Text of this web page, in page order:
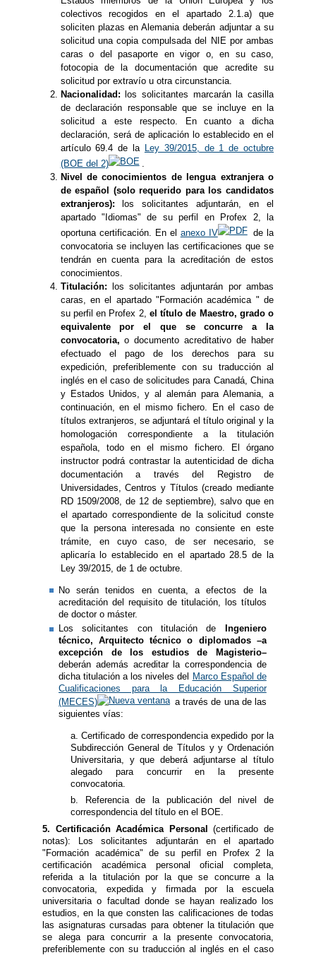
colectivos recogidos en el apartado 2.1.a) que
soliciten plazas en Alemania deberán adjuntar a su
solicitud una copia compulsada del NIE por ambas
caras o del pasaporte en vigor o, en su caso,
fotocopia de la documentación que acredite su
solicitud por extravío u otra circunstancia.
Nacionalidad: los solicitantes marcarán la casilla
de declaración responsable que se incluye en la
solicitud a este respecto. En cuanto a dicha
declaración, será de aplicación lo establecido en el
artículo 69.4 de la Ley 39/2015, de 1 de octubre
(BOE del 2)
Nivel de conocimientos de lengua extranjera o
de español (solo requerido para los candidatos
extranjeros): los solicitantes adjuntarán, en el
apartado "Idiomas" de su perfil en Profex 2, la
oportuna certificación. En el anexo IV
de la
convocatoria se incluyen las certificaciones que se
tendrán en cuenta para la acreditación de estos
conocimientos.
Titulación:
los solicitantes adjuntarán por ambas
caras, en el apartado "Formación académica " de
su perfil en Profex 2, el título de Maestro, grado o
equivalente por el que se concurre a la
convocatoria, o documento acreditativo de haber
efectuado el pago de los derechos para su
expedición, preferiblemente con su traducción al
inglés en el caso de solicitudes para Canadá, China
y Estados Unidos, y al alemán para Alemania, a
continuación, en el mismo fichero. En el caso de
títulos extranjeros, se adjuntará el título original y la
homologación correspondiente a la titulación
española, todo en el mismo fichero. El órgano
instructor podrá contrastar la autenticidad de dicha
documentación a través del Registro de
Universidades, Centros y Títulos (creado mediante
RD 1509/2008, de 12 de septiembre), salvo que en
el apartado correspondiente de la solicitud conste
que la persona interesada no consiente en este
trámite, en cuyo caso, de ser necesario, se
aplicaría lo establecido en el apartado 28.5 de la
Ley 39/2015, de 1 de octubre.
No serán tenidos en cuenta, a efectos de la
acreditación del requisito de titulación, los títulos
de doctor o máster.
Los solicitantes con titulación de Ingeniero
técnico, Arquitecto técnico o diplomados –a
excepción de los estudios de Magisterio–
deberán además acreditar la correspondencia de
dicha titulación a los niveles del
Marco Español de
Cualificaciones para la Educación Superior
(MECES)
a través de una de las
siguientes vías:
a. Certificado de correspondencia expedido por la
Subdirección General de Títulos y y Ordenación
Universitaria, y que deberá adjuntarse al título
alegado para concurrir en la presente
convocatoria.
b. Referencia de la publicación del nivel de
correspondencia del título en el BOE.
5. Certificación Académica Personal(certificado de
notas): Los solicitantes adjuntarán en el apartado
"Formación académica" de su perfil en Profex 2 la
certificación académica personal oficial completa,
referida a la titulación por la que se concurre a la
convocatoria, expedida y firmada por la escuela
universitaria o facultad donde se hayan realizado los
estudios, en la que consten las calificaciones de todas
las asignaturas cursadas para obtener la titulación que
se alega para concurrir a la presente convocatoria,
preferiblemente con su traducción al inglés en el caso